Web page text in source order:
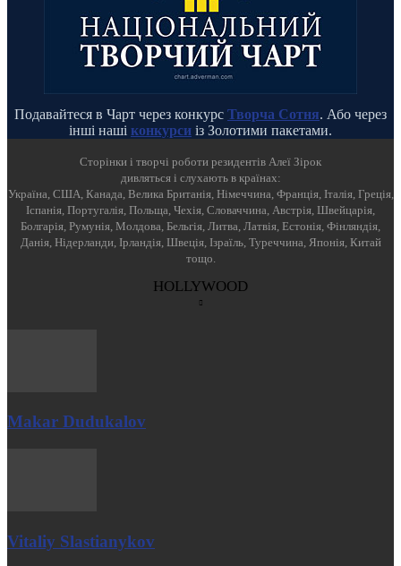
Подавайтеся в Чарт через конкурс Творча Сотня. Або через
інші наші конкурси із Золотими пакетами.
Cторінки і творчі роботи резидентів Алеї Зірок
дивляться і слухають в країнах:
Україна, США, Канада, Велика Британія, Німеччина, Франція, Італія, Греція,
Іспанія, Португалія, Польща, Чехія, Словаччина, Австрія, Швейцарія,
Болгарія, Румунія, Молдова, Бельгія, Литва, Латвія, Естонія, Фінляндія,
Данія, Нідерланди, Ірландія, Швеція, Ізраїль, Туреччина, Японія, Китай
тощо.
HOLLYWOOD
Makar Dudukalov
Vitaliy Slastianykov